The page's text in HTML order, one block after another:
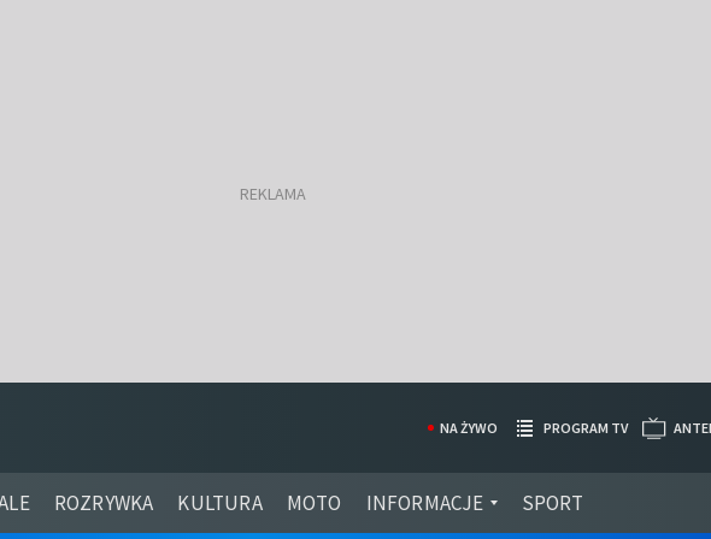
ROZRYWKA KULTURA MOTO INFORMACJE SPORT
NA ŻYWO PROGRAM TV